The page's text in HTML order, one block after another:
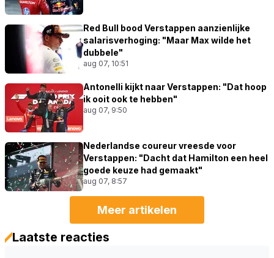
Red Bull bood Verstappen aanzienlijke
salarisverhoging: "Maar Max wilde het
dubbele"
aug 07, 10:51
Antonelli kijkt naar Verstappen: "Dat hoop
ik ooit ook te hebben"
aug 07, 9:50
Nederlandse coureur vreesde voor
Verstappen: "Dacht dat Hamilton een heel
goede keuze had gemaakt"
aug 07, 8:57
Meer artikelen
Laatste reacties